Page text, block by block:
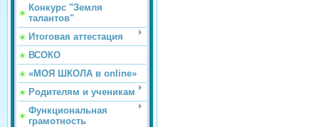
Конкурс "Земля
талантов"
Итоговая аттестация
ВСОКО
«МОЯ ШКОЛА в online»
Родителям и ученикам
Функциональная
грамотность